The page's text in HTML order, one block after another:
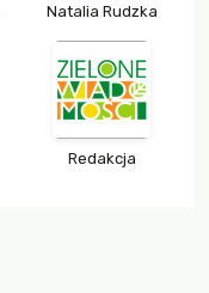
Natalia Rudzka
Redakcja